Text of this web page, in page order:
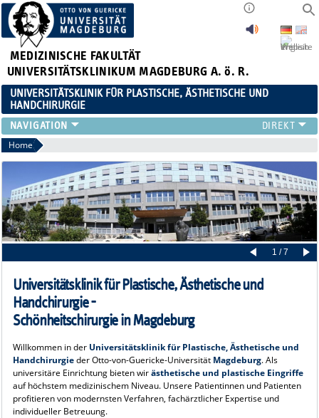
MEDIZINISCHE FAKULTÄT
UNIVERSITÄTSKLINIKUM MAGDEBURG A. ö. R.
UNIVERSITÄTSKLINIK FÜR PLASTISCHE, ÄSTHETISCHE UND
HANDCHIRURGIE
KLINIK
BEHANDLUNGSSPEKTRUM
FORSCHUNG
LEHRE
INTERNATIONAL PATIENTS
Home
1 / 7
Universitätsklinik für Plastische, Ästhetische und
Handchirurgie -
Schönheitschirurgie in Magdeburg
Willkommen in der Universitätsklinik für Plastische, Ästhetische und
Handchirurgieder Otto-von-Guericke-Universität Magdeburg. Als
universitäre Einrichtung bieten wirästhetische und plastische Eingriffe
auf höchstem medizinischem Niveau. Unsere Patientinnen und Patienten
profitieren von modernsten Verfahren, fachärztlicher Expertise und
individueller Betreuung.